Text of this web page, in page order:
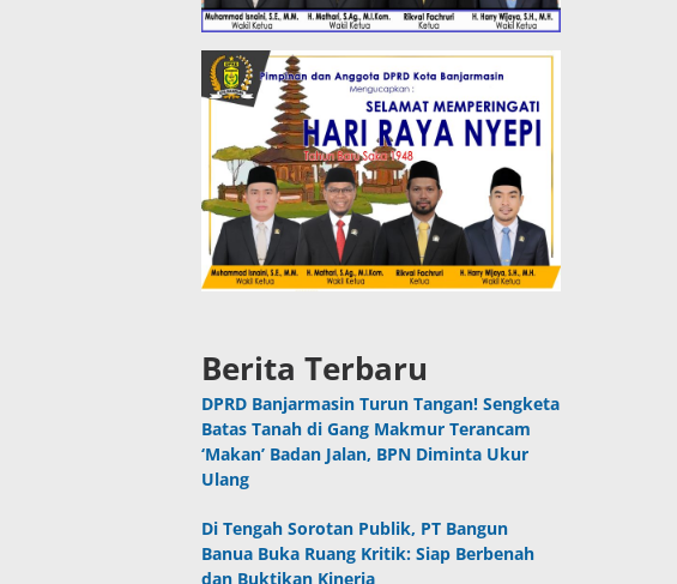
Berita Terbaru
DPRD Banjarmasin Turun Tangan! Sengketa
Batas Tanah di Gang Makmur Terancam
‘Makan’ Badan Jalan, BPN Diminta Ukur
Ulang
Di Tengah Sorotan Publik, PT Bangun
Banua Buka Ruang Kritik: Siap Berbenah
dan Buktikan Kinerja